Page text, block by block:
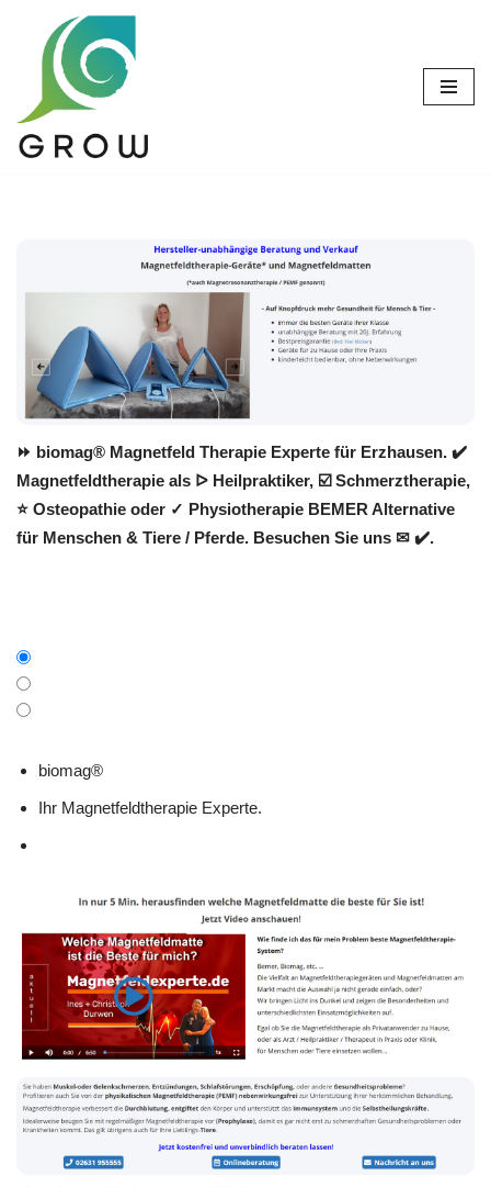
Zum
springen
⏩ biomag® Magnetfeld Therapie Experte für Erzhausen. ✔️
Magnetfeldtherapie als ᐅ Heilpraktiker, ☑️ Schmerztherapie,
⭐ Osteopathie oder ✓ Physiotherapie BEMER Alternative
für Menschen & Tiere / Pferde. Besuchen Sie uns ✉ ✔️.
biomag®
Ihr Magnetfeldtherapie Experte.